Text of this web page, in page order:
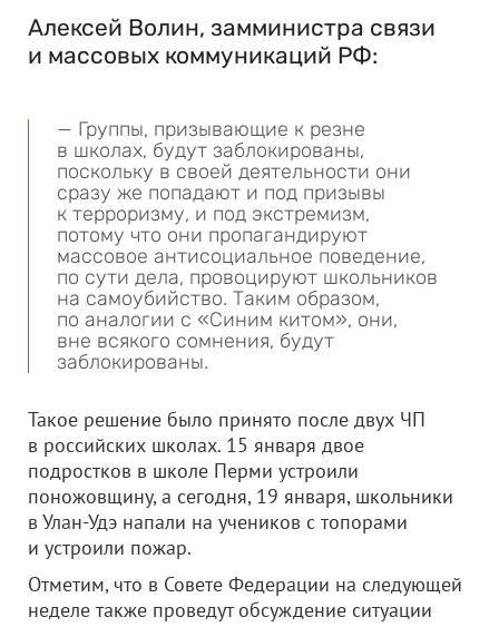
Алексей Волин, замминистра связи
и массовых коммуникаций РФ:
— Группы, призывающие к резне
в школах, будут заблокированы,
поскольку в своей деятельности они
сразу же попадают и под призывы
к терроризму, и под экстремизм,
потому что они пропагандируют
массовое антисоциальное поведение,
по сути дела, провоцируют школьников
на самоубийство. Таким образом,
по аналогии с «Синим китом», они,
вне всякого сомнения, будут
заблокированы.
Такое решение было принято после двух ЧП
в российских школах. 15 января двое
подростков в школе Перми устроили
поножовщину, а сегодня, 19 января, школьники
в Улан-Удэ напали на учеников с топорами
и устроили пожар.
Отметим, что в Совете Федерации на следующей
неделе также проведут обсуждение ситуации